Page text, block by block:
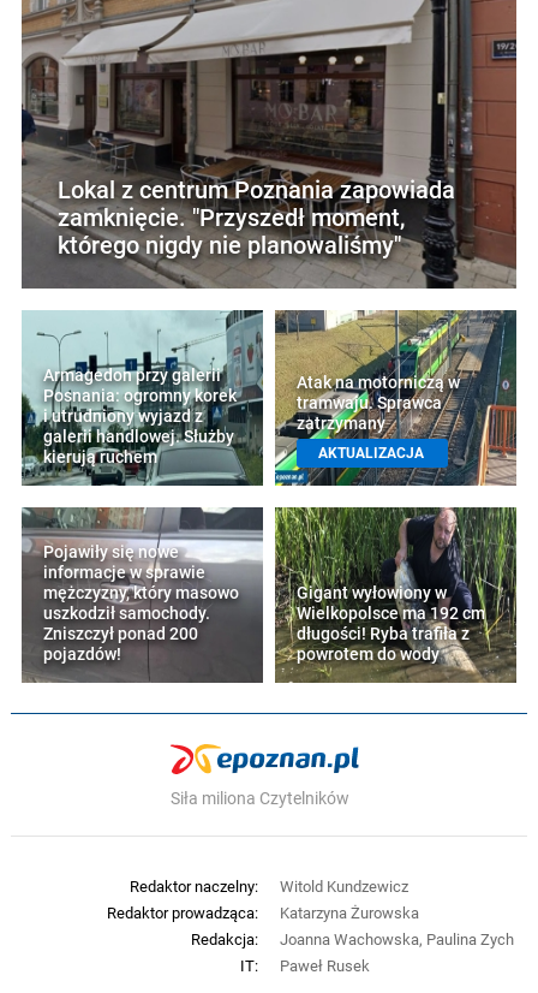
Lokal z centrum Poznania zapowiada
zamknięcie. "Przyszedł moment,
którego nigdy nie planowaliśmy"
Armagedon przy galerii
Posnania: ogromny korek
i utrudniony wyjazd z
galerii handlowej. Służby
kierują ruchem
Atak na motorniczą w
tramwaju. Sprawca
zatrzymany
AKTUALIZACJA
Pojawiły się nowe
informacje w sprawie
mężczyzny, który masowo
uszkodził samochody.
Zniszczył ponad 200
pojazdów!
Gigant wyłowiony w
Wielkopolsce ma 192 cm
długości! Ryba trafiła z
powrotem do wody
Siła miliona Czytelników
Redaktor naczelny:
Witold Kundzewicz
Redaktor prowadząca:
Katarzyna Żurowska
Redakcja:
Joanna Wachowska, Paulina Zych
IT:
Paweł Rusek